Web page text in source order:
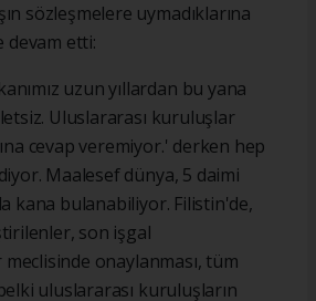
sözleşmelere uymadıklarına
devam etti:
uzun yıllardan bu yana
Uluslararası kuruluşlar
cevap veremiyor.' derken hep
Maalesef dünya, 5 daimi
kana bulanabiliyor. Filistin'de,
son işgal
meclisinde onaylanması, tüm
uluslararası kuruluşların